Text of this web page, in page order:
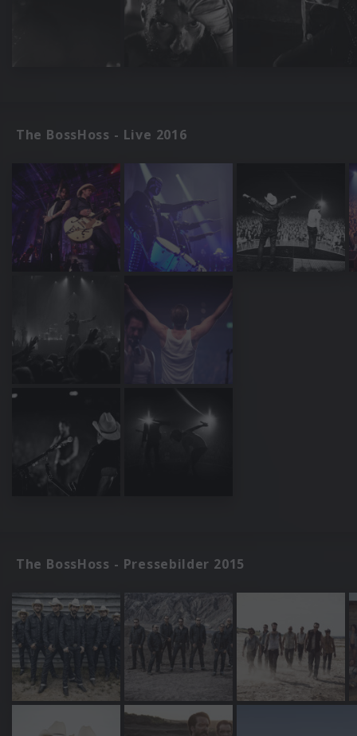
The BossHoss - Live 2016
The BossHoss - Pressebilder 2015